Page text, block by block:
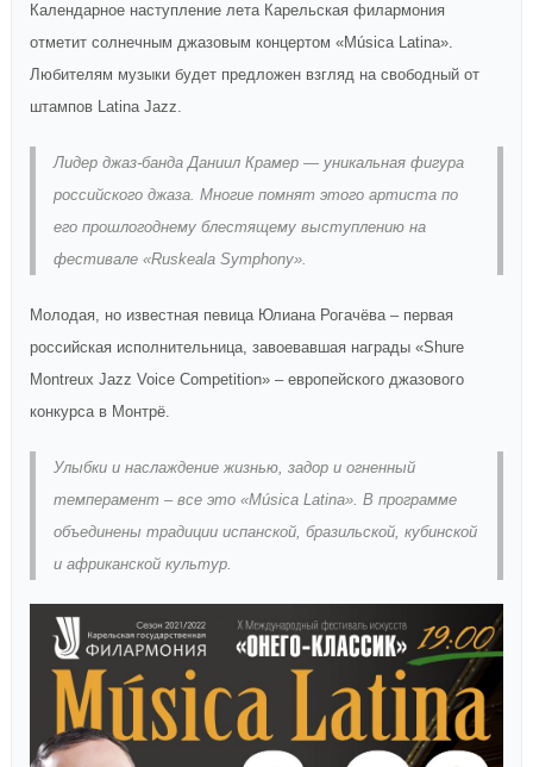
Календарное наступление лета Карельская филармония
отметит солнечным джазовым концертом «Música Latina».
Любителям музыки будет предложен взгляд на свободный от
штампов Latina Jazz.
Лидер джаз-банда Даниил Крамер — уникальная фигура
российского джаза. Многие помнят этого артиста по
его прошлогоднему блестящему выступлению на
фестивале «Ruskeala Symphony».
Молодая, но известная певица Юлиана Рогачёва – первая
российская исполнительница, завоевавшая награды «Shure
Montreux Jazz Voice Competition» – европейского джазового
конкурса в Монтрё.
Улыбки и наслаждение жизнью, задор и огненный
темперамент – все это «Música Latina». В программе
объединены традиции испанской, бразильской, кубинской
и африканской культур.